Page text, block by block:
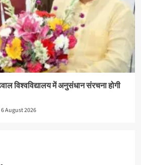
विश्वविद्यालय में अनुसंधान संरचना होगी
6 August 2026